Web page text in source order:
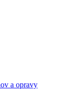
a opravy